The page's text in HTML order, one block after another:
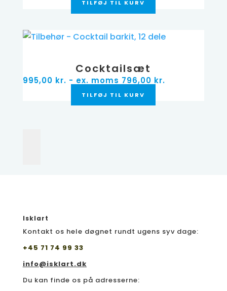
TILFØJ TIL KURV
Cocktailsæt
995,00 kr. - ex. moms 796,00 kr.
TILFØJ TIL KURV
Isklart
Kontakt os hele døgnet rundt ugens syv dage:
+45 71 74 99 33
info@isklart.dk
Du kan finde os på adresserne: